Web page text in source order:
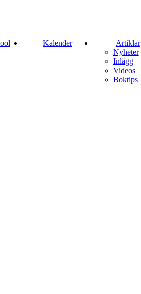
Kalender
Artiklar
Nyheter
Inlägg
Videos
Boktips